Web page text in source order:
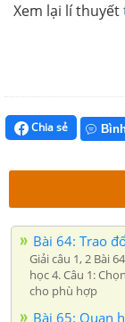
Xem lại lí thuyết
Chia sẻ
Bài 64: Trao
Giải câu 1, 2 Bài
học 4. Câu 1:
cho phù hợp
Bài 65: Quan